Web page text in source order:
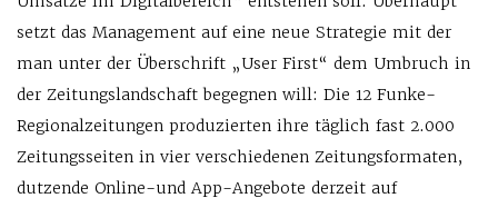
setzt das Management auf eine neue Strategie mit der
man unter der Überschrift „User First“ dem Umbruch in
der Zeitungslandschaft begegnen will: Die 12 Funke-
Regionalzeitungen produzierten ihre täglich fast 2.000
Zeitungsseiten in vier verschiedenen Zeitungsformaten,
dutzende Online-und App-Angebote derzeit auf